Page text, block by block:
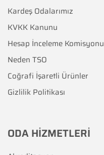
Kardeş Odalarımız
KVKK Kanunu
Hesap İnceleme Komisyonu
Neden TSO
Coğrafi İşaretli Ürünler
Gizlilik Politikası
ODA HİZMETLERİ